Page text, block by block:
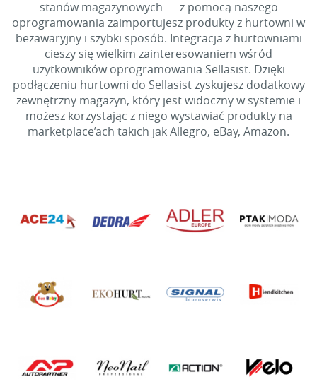
stanów magazynowych — z pomocą naszego
oprogramowania zaimportujesz produkty z hurtowni w
bezawaryjny i szybki sposób. Integracja z hurtowniami
cieszy się wielkim zainteresowaniem wśród
użytkowników oprogramowania Sellasist. Dzięki
podłączeniu hurtowni do Sellasist zyskujesz dodatkowy
zewnętrzny magazyn, który jest widoczny w systemie i
możesz korzystając z niego wystawiać produkty na
marketplace’ach takich jak Allegro, eBay, Amazon.